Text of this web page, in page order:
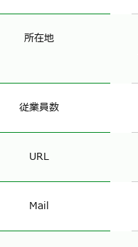
所在地
従業員数
URL
Mail